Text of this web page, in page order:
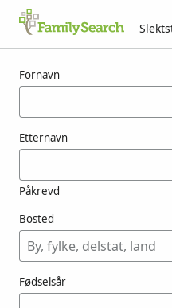
Fornavn
Etternavn
Påkrevd
Bosted
Fødselsår